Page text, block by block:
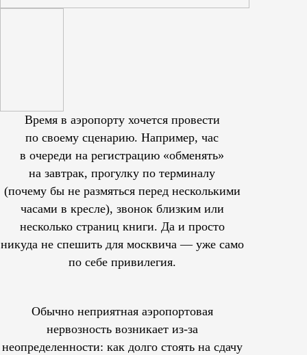
Время в аэропорту хочется провести
по своему сценарию. Например, час
в очереди на регистрацию «обменять»
на завтрак, прогулку по терминалу
(почему бы не размяться перед несколькими
часами в кресле), звонок близким или
несколько страниц книги. Да и просто
никуда не спешить для москвича — уже само
по себе привилегия.
Обычно неприятная аэропортовая
нервозность возникает из-за
неопределенности: как долго стоять на сдачу